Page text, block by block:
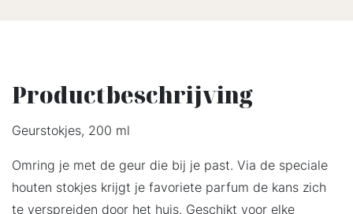
Productbeschrijving
Geurstokjes, 200 ml
Omring je met de geur die bij je past. Via de speciale
houten stokjes krijgt je favoriete parfum de kans zich
te verspreiden door het huis. Geschikt voor elke